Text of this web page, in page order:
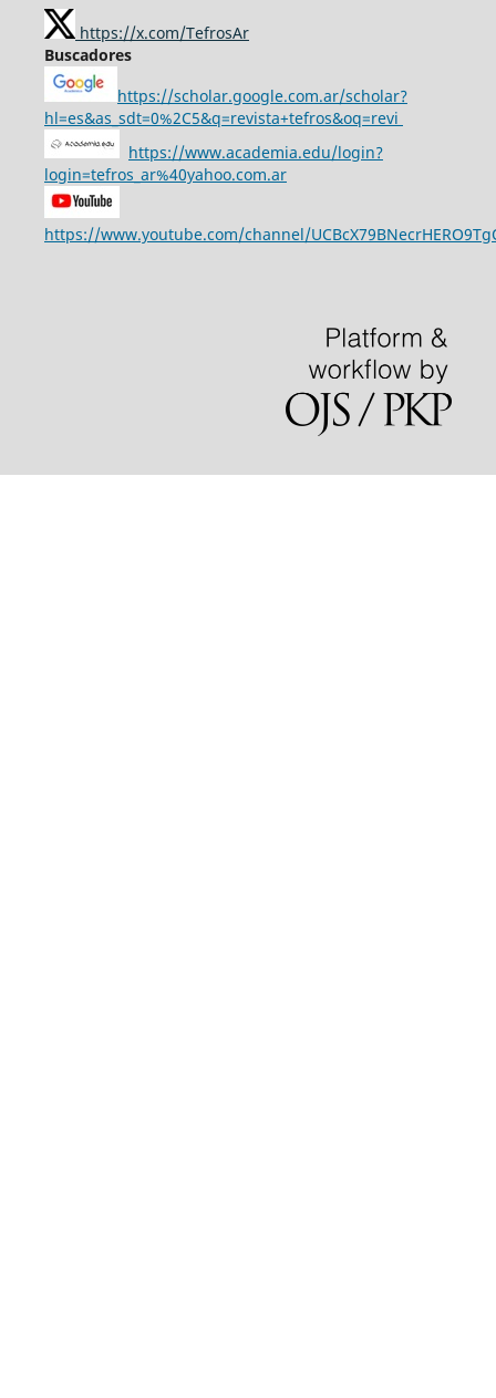
https://x.com/TefrosAr
Buscadores
https://scholar.google.com.ar/scholar?
hl=es&as_sdt=0%2C5&q=revista+tefros&oq=revi
https://www.academia.edu/login?
login=tefros_ar%40yahoo.com.ar
https://www.youtube.com/channel/